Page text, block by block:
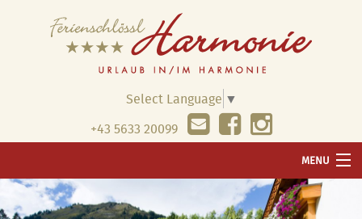
Select Language ▼
+43 5633 20099
MENU
WILLKOMMEN